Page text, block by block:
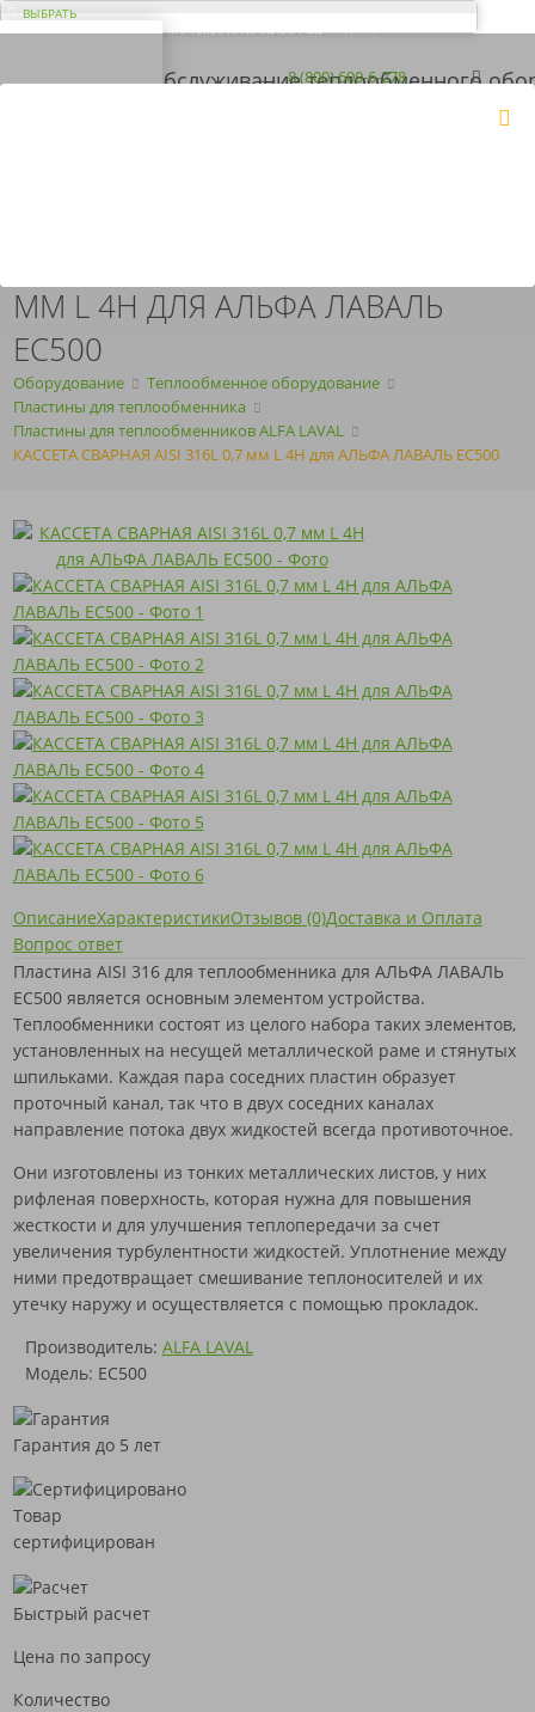
ВЫБРАТЬ
ДОСТАВКА ПО ВСЕЙ РОССИИ
8 (800) 600-6-278
ММ L 4H ДЛЯ АЛЬФА ЛАВАЛЬ
EC500
Оборудование
Теплообменное оборудование
Пластины для теплообменника
Пластины для теплообменников ALFA LAVAL
КАССЕТА СВАРНАЯ AISI 316L 0,7 мм L 4H для АЛЬФА ЛАВАЛЬ EC500
ОписаниеХарактеристикиОтзывов (0)Доставка и Оплата
Вопрос ответ
Пластина AISI 316 для теплообменника для АЛЬФА ЛАВАЛЬ
EC500 является основным элементом устройства.
Теплообменники состоят из целого набора таких элементов,
установленных на несущей металлической раме и стянутых
шпильками. Каждая пара соседних пластин образует
проточный канал, так что в двух соседних каналах
направление потока двух жидкостей всегда противоточное.
Они изготовлены из тонких металлических листов, у них
рифленая поверхность, которая нужна для повышения
жесткости и для улучшения теплопередачи за счет
увеличения турбулентности жидкостей. Уплотнение между
ними предотвращает смешивание теплоносителей и их
утечку наружу и осуществляется с помощью прокладок.
Производитель: ALFA LAVAL
Модель: EC500
Гарантия до 5 лет
Товар
сертифицирован
Быстрый расчет
Цена по запросу
Количество